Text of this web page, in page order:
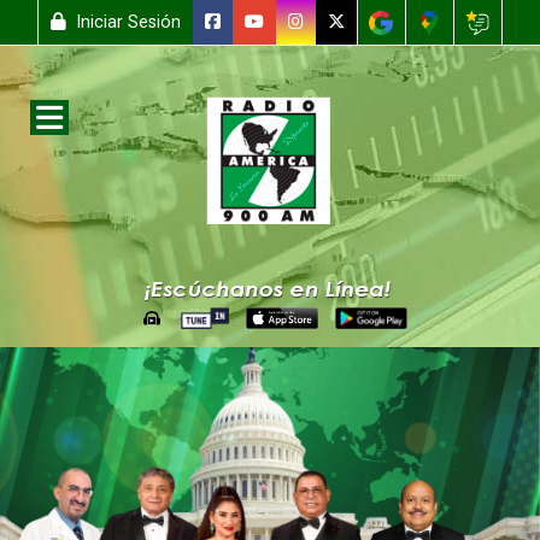
Iniciar Sesión